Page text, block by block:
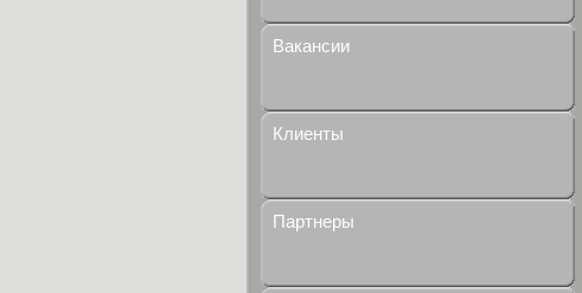
Вакансии
Клиенты
Партнеры